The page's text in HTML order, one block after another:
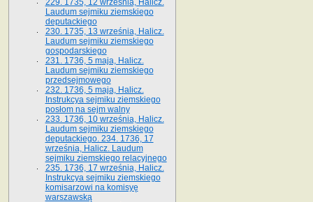
229. 1735, 12 września, Halicz.
Laudum sejmiku ziemskiego
deputackiego
230. 1735, 13 września, Halicz.
Laudum sejmiku ziemskiego
gospodarskiego
231. 1736, 5 maja, Halicz.
Laudum sejmiku ziemskiego
przedsejmowego
232. 1736, 5 maja, Halicz.
Instrukcya sejmiku ziemskiego
posłom na sejm walny
233. 1736, 10 września, Halicz.
Laudum sejmiku ziemskiego
deputackiego. 234. 1736, 17
września, Halicz. Laudum
sejmiku ziemskiego relacyjnego
235. 1736, 17 września, Halicz.
Instrukcya sejmiku ziemskiego
komisarzowi na komisyę
warszawską